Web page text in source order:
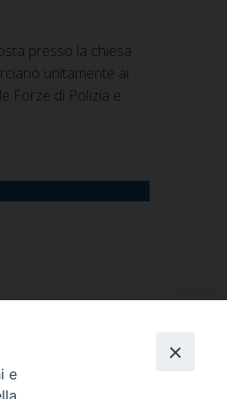
presso la chiesa
unitamente ai
Forze di Polizia e
unitamente ai
della Guardia di
e